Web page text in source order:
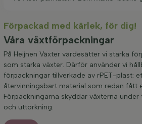
Förpackad med kärlek, för dig!
Våra växtförpackningar
På Heijnen Växter värdesätter vi starka
som starka växter. Därför använder vi
förpackningar tillverkade av rPET-plast:
återvinningsbart material som redan fått
Förpackningarna skyddar växterna
och uttorkning.